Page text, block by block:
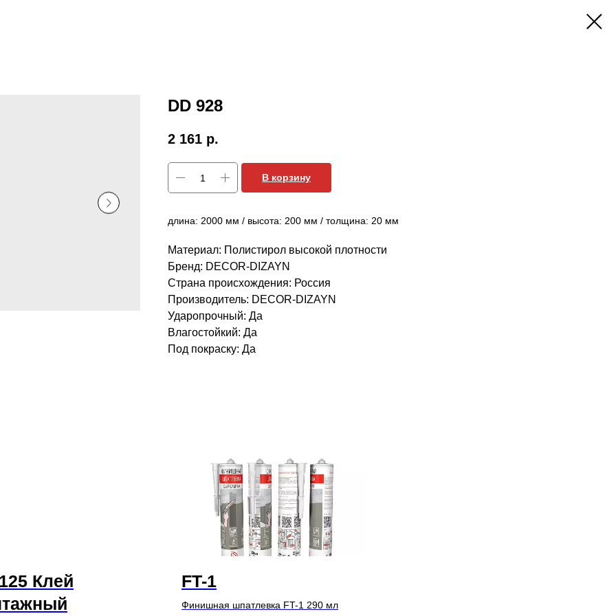
DD 928
2 161 р.
В корзину
длина: 2000 мм / высота: 200 мм / толщина: 20 мм
Материал: Полистирол высокой плотности
Бренд: DECOR-DIZAYN
Страна происхождения: Россия
Производитель: DECOR-DIZAYN
Ударопрочный: Да
Влагостойкий: Да
Под покраску: Да
Клей
FT-1
Финишная шпатлевка FT-1 290 мл